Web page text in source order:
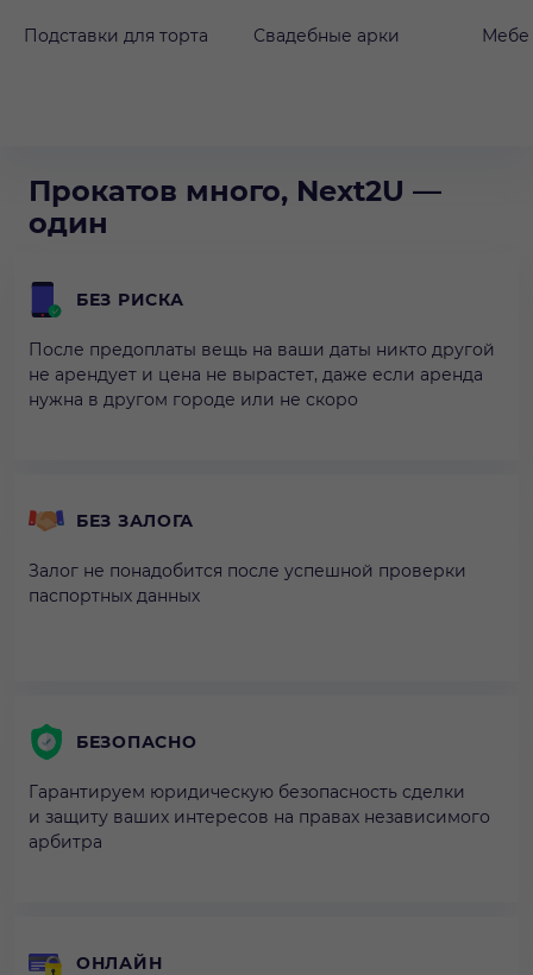
Подставки для торта Свадебные арки
Прокатов много, Next2U —
один
БЕЗ РИСКА
После предоплаты вещь на ваши даты никто другой
не арендует и цена не вырастет, даже если аренда
нужна в другом городе или не скоро
БЕЗ ЗАЛОГА
Залог не понадобится после успешной проверки
паспортных данных
БЕЗОПАСНО
Гарантируем юридическую безопасность сделки
и защиту ваших интересов на правах независимого
арбитра
ОНЛАЙН